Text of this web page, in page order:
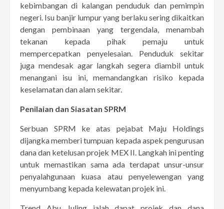
kebimbangan di kalangan penduduk dan pemimpin
negeri. Isu banjir lumpur yang berlaku sering dikaitkan
dengan pembinaan yang tergendala, menambah
tekanan kepada pihak pemaju untuk
mempercepatkan penyelesaian. Penduduk sekitar
juga mendesak agar langkah segera diambil untuk
menangani isu ini, memandangkan risiko kepada
keselamatan dan alam sekitar.
Penilaian dan Siasatan SPRM
Serbuan SPRM ke atas pejabat Maju Holdings
dijangka memberi tumpuan kepada aspek pengurusan
dana dan ketelusan projek MEX II. Langkah ini penting
untuk memastikan sama ada terdapat unsur-unsur
penyalahgunaan kuasa atau penyelewengan yang
menyumbang kepada kelewatan projek ini.